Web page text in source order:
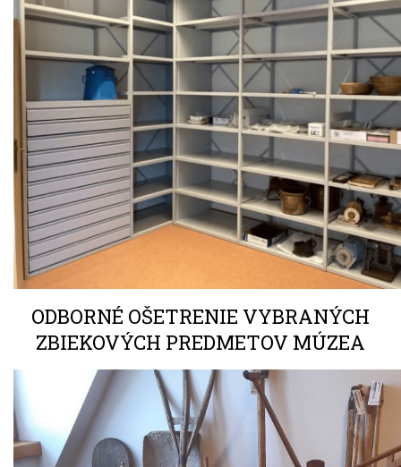
ODBORNÉ OŠETRENIE VYBRANÝCH
ZBIEKOVÝCH PREDMETOV MÚZEA